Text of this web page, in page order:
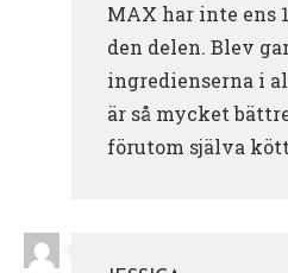
MAX har inte ens
den delen. Blev
ingredienserna i
är så mycket
förutom själva